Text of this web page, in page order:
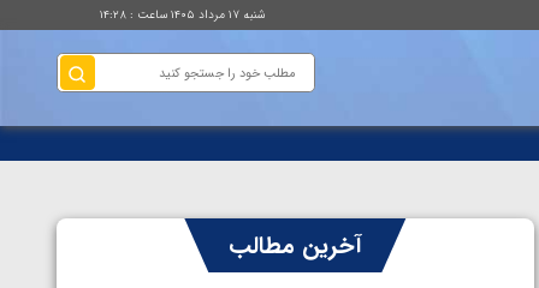
شنبه ۱۷ مرداد ۱۴۰۵ ساعت : ۱۴:۲۸
آخرین مطالب